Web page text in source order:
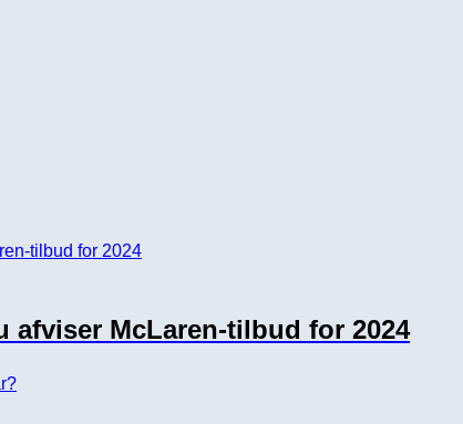
afviser McLaren-tilbud for 2024